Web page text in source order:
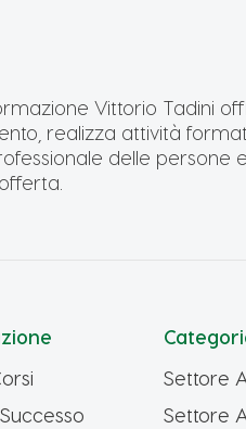
Vittorio Tadini
realizza attività
delle persone
Settore
Settore